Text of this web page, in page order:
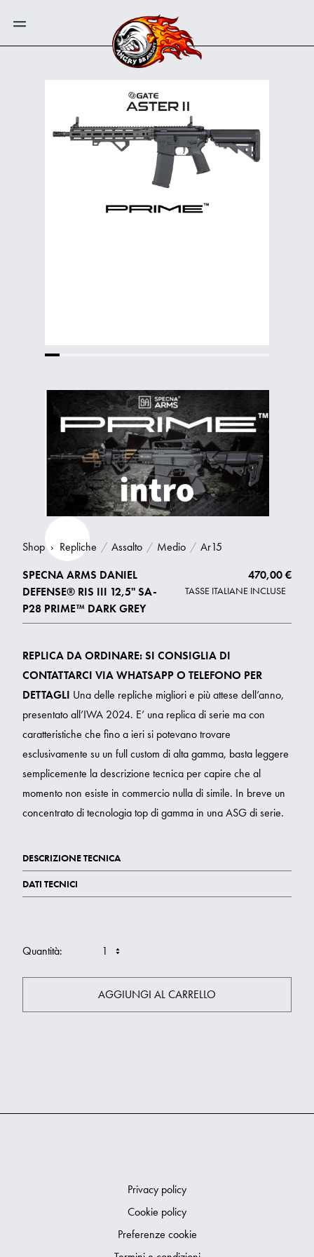
Shop › Repliche / Assalto / Medio / Ar15
SPECNA ARMS DANIEL
DEFENSE® RIS III 12,5'' SA-
P28 PRIME™ DARK GREY
470,00 €
TASSE ITALIANE INCLUSE
REPLICA DA ORDINARE: SI CONSIGLIA DI
CONTATTARCI VIA WHATSAPP O TELEFONO PER
DETTAGLI Una delle repliche migliori e più attese dell’anno,
presentato all’IWA 2024. E’ una replica di serie ma con
caratteristiche che fino a ieri si potevano trovare
esclusivamente su un full custom di alta gamma, basta leggere
semplicemente la descrizione tecnica per capire che al
momento non esiste in commercio nulla di simile. In breve un
concentrato di tecnologia top di gamma in una ASG di serie.
DESCRIZIONE TECNICA
DATI TECNICI
Quantità:
AGGIUNGI AL CARRELLO
Privacy policy
Cookie policy
Preferenze cookie